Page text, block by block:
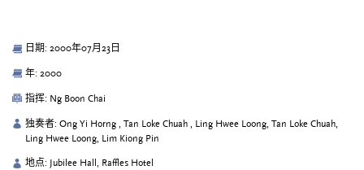
日期: 2000年07月23日
年: 2000
指挥: Ng Boon Chai
独奏者: Ong Yi Horng , Tan Loke Chuah , Ling Hwee Loong, Tan Loke Chuah,
Ling Hwee Loong, Lim Kiong Pin
地点: Jubilee Hall, Raffles Hotel